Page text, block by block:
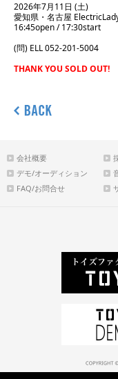
2026年7月11日 (土)
愛知県・名古屋
16:45open / 17:30start
(問) ELL 052-201-5004
THANK YOU SOLD OUT!
会社概要
デモ/オーディション
FAQ/お問合せ